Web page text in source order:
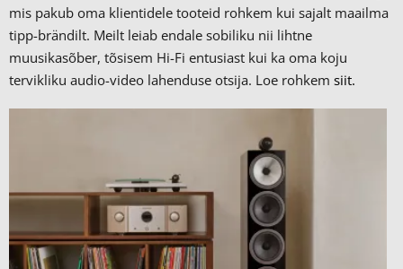
mis pakub oma klientidele tooteid rohkem kui sajalt maailma
tipp-brändilt. Meilt leiab endale sobiliku nii lihtne
muusikasõber, tõsisem Hi-Fi entusiast kui ka oma koju
tervikliku audio-video lahenduse otsija. Loe rohkem siit.